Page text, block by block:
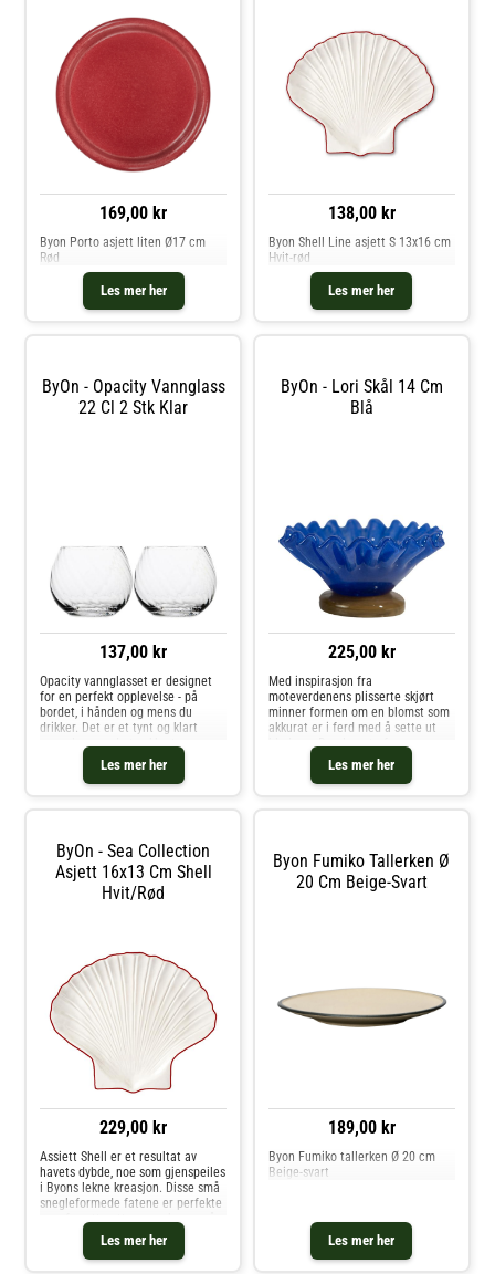
169,00 kr
Les mer her
Byon Porto asjett liten Ø17 cm
Rød
138,00 kr
Les mer her
Byon Shell Line asjett S 13x16 cm
Hvit-rød
ByOn - Opacity Vannglass
22 Cl 2 Stk Klar
137,00 kr
Les mer her
Opacity vannglasset er designet
for en perfekt opplevelse - på
bordet, i hånden og mens du
drikker. Det er et tynt og klart
vannglass med et vakkert
glassmønster i klart glass. Et
design som har den perfekte
kontrasten mellom luksus og
ByOn - Lori Skål 14 Cm
Blå
225,00 kr
Les mer her
Med inspirasjon fra
moteverdenens plisserte skjørt
minner formen om en blomst som
akkurat er i ferd med å sette ut
bladene. De glaserte fargene og
den runde, lave foten i kontrast
gjør Lori til en kreasjon du sent vil
glemme ved første øyekast. Lori
ByOn - Sea Collection
Asjett 16x13 Cm Shell
Hvit/rød
229,00 kr
Les mer her
Assiett Shell er et resultat av
havets dybde, noe som gjenspeiles
i Byons lekne kreasjon. Disse små
snegleformede fatene er perfekte
brukes på sminkebordet for å
holde såpe eller som et sted å
legge smykker før du leg
Byon Fumiko Tallerken Ø
20 Cm Beige-Svart
189,00 kr
Les mer her
Byon Fumiko tallerken Ø 20 cm
Beige-svart